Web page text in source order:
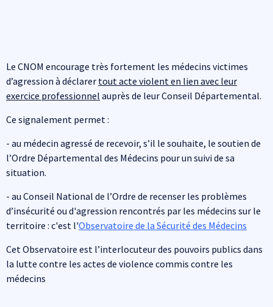
Le CNOM encourage très fortement les médecins victimes
d’agression à déclarer tout acte violent en lien avec leur
exercice professionnel auprès de leur Conseil Départemental.
Ce signalement permet :
- au médecin agressé de recevoir, s’il le souhaite, le soutien de
l’Ordre Départemental des Médecins pour un suivi de sa
situation.
- au Conseil National de l’Ordre de recenser les problèmes
d’insécurité ou d'agression rencontrés par les médecins sur le
territoire : c'est l'Observatoire de la Sécurité des Médecins
Cet Observatoire est l’interlocuteur des pouvoirs publics dans
la lutte contre les actes de violence commis contre les
médecins